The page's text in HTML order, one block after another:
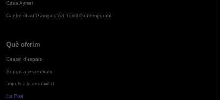
Casa Aymat
Centre Grau-Garriga d'Art Tèxtil Contemporani
Què oferim
Cessió d'espais
Suport a les entitats
Impuls a la creativitat
La Pua